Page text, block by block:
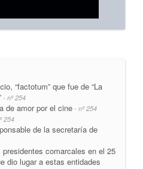
“factotum” que fue de “La
- nº 254
de amor por el cine - nº 254
254
de la secretaría de
comarcales en el 25
dio lugar a estas entidades